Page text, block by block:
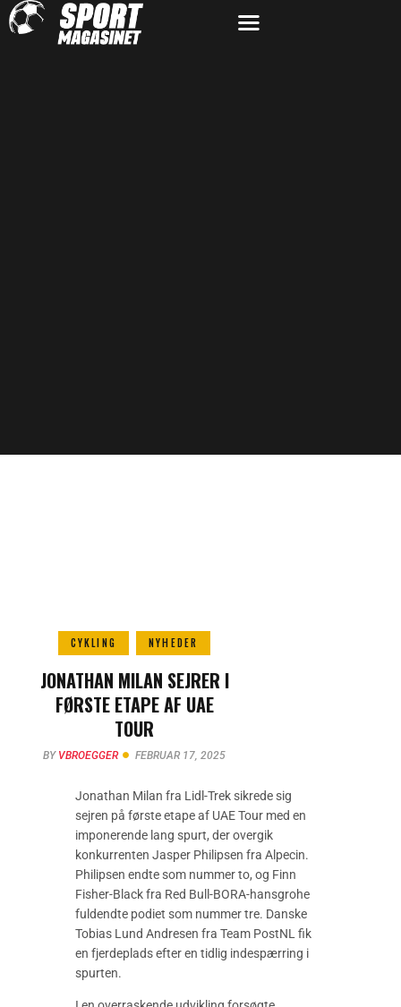
CYKLING NYHEDER
JONATHAN MILAN SEJRER I
FØRSTE ETAPE AF UAE
TOUR
BY VBROEGGER FEBRUAR 17, 2025
Jonathan Milan fra Lidl-Trek sikrede sig
sejren på første etape af UAE Tour med en
imponerende lang spurt, der overgik
konkurrenten Jasper Philipsen fra Alpecin.
Philipsen endte som nummer to, og Finn
Fisher-Black fra Red Bull-BORA-hansgrohe
fuldendte podiet som nummer tre. Danske
Tobias Lund Andresen fra Team PostNL fik
en fjerdeplads efter en tidlig indespærring i
spurten.